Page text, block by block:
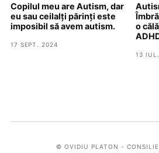
Copilul meu are Autism, dar
eu sau ceilalți părinți este
imposibil să avem autism.
17 SEPT. 2024
o
13
© OVIDIU PLATON -